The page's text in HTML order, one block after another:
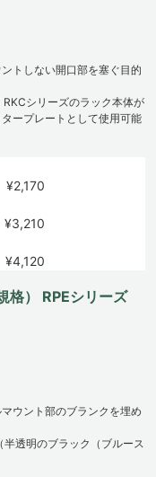
トしない開口部を塞ぐ目的
シリーズのラック本体が
ープレートとして使用可能
格） RPEシリーズ
ウント部のブランクを埋め
透明のブラック（ブルース